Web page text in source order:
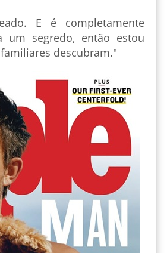
E é completamente
um segredo, então estou
descubram."